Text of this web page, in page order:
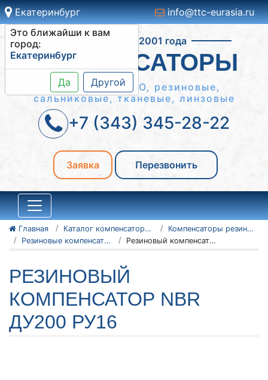
Екатеринбург
Это ближайши к вам
город:
Екатеринбург
Да Другой
info@ttc-eurasia.ru
Работаем с 2001 года
КОМПЕНСАТОРЫ
Сильфонные КСО, резиновые,
сальниковые, тканевые, линзовые
+7 (343) 345-28-22
Заявка Перезвонить
Главная Каталог компенсаторов
Компенсаторы резиновые антивибрационные
Резиновые компенсаторы NBR
Резиновый компенсатор NBR Ду200 Ру16
РЕЗИНОВЫЙ
КОМПЕНСАТОР NBR
ДУ200 РУ16